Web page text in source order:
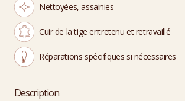
Nettoyées, assainies
Cuir de la tige entretenu et retravaillé
Réparations spécifiques si nécessaires
Description